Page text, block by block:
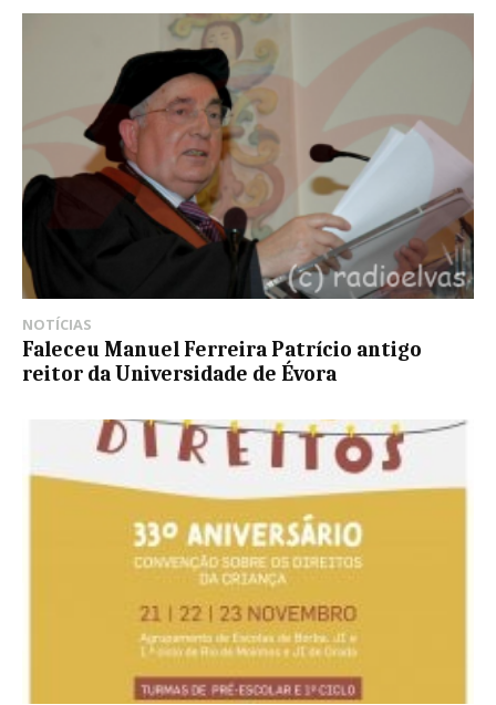
NOTÍCIAS
Faleceu Manuel Ferreira Patrício antigo
reitor da Universidade de Évora